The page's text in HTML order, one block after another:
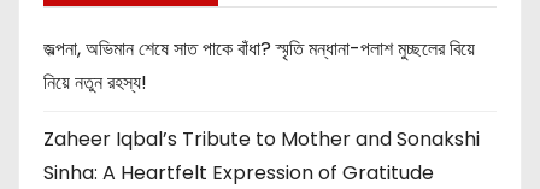
জল্পনা, অভিমান শেষে সাত পাকে বাঁধা? স্মৃতি মন্ধানা-পলাশ মুচ্ছলের বিয়ে
নিয়ে নতুন রহস্য!
Zaheer Iqbal’s Tribute to Mother and Sonakshi
Sinha: A Heartfelt Expression of Gratitude